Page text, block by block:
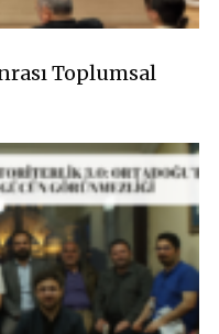
Toplumsal